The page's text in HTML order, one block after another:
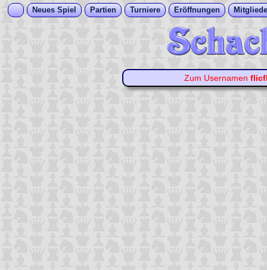
Neues Spiel Partien Turniere Eröffnungen
Zum Usernamen